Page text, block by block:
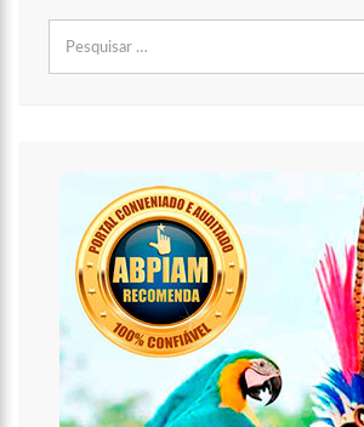
00:21 O levantador David
por: